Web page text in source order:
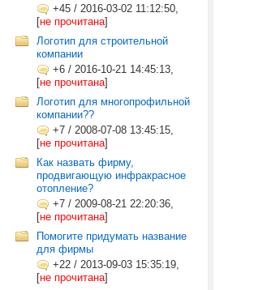
+45 / 2016-03-02 11:12:50,
[не прочитана]
Логотип для строительной
компании
+6 / 2016-10-21 14:45:13,
[не прочитана]
Логотип для многопрофильной
компании??
+7 / 2008-07-08 13:45:15,
[не прочитана]
Как назвать фирму,
продвигающую инфракрасное
отопление?
+7 / 2009-08-21 22:20:36,
[не прочитана]
Помогите придумать название
для фирмы
+22 / 2013-09-03 15:35:19,
[не прочитана]